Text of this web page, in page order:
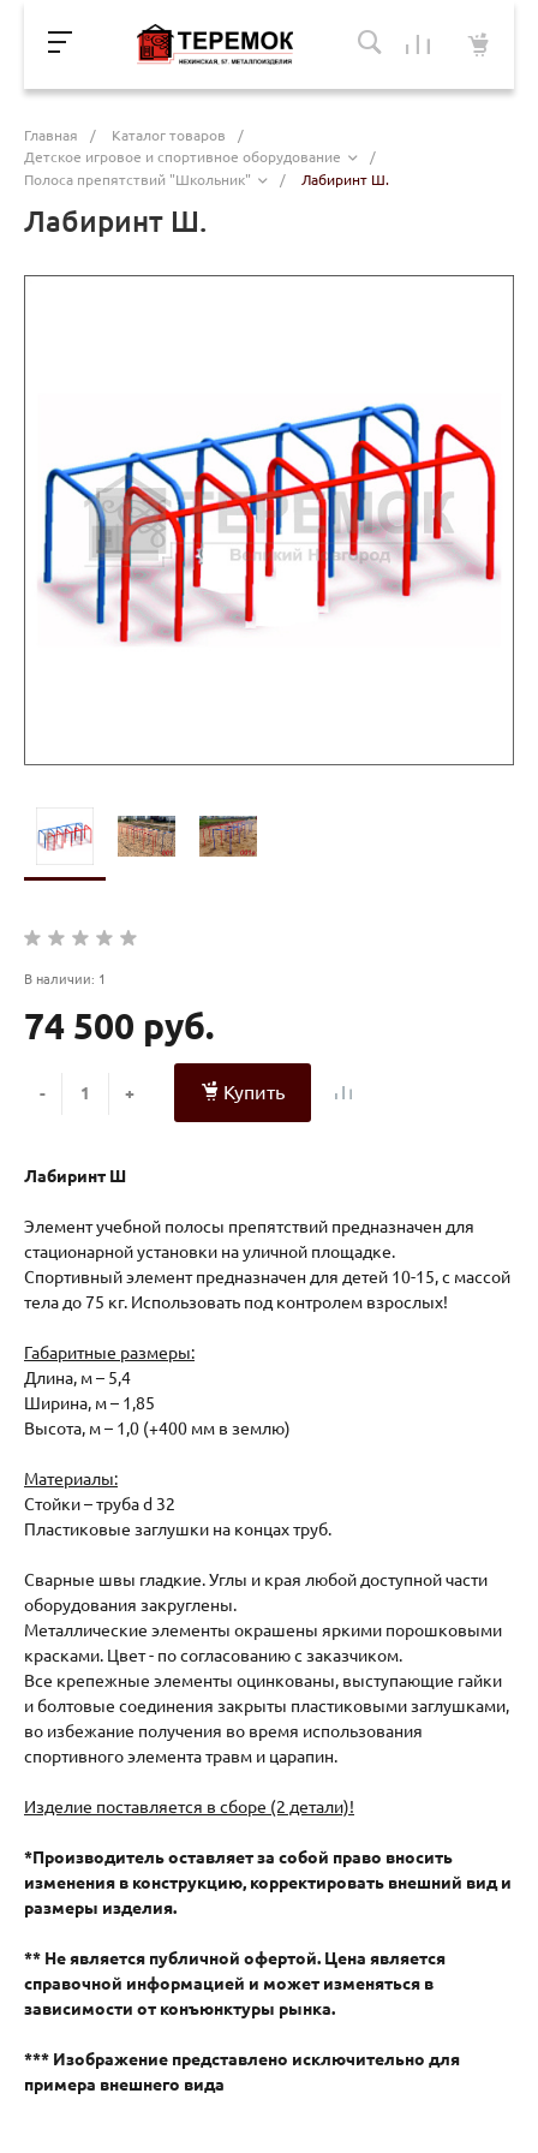
Главная / Каталог товаров
/
Детское игровое и спортивное оборудование
/
Полоса препятствий "Школьник"
/ Лабиринт Ш.
Лабиринт Ш.
В наличии: 1
74 500 руб.
- + Купить
Лабиринт Ш
Элемент учебной полосы препятствий предназначен для
стационарной установки на уличной площадке.
Спортивный элемент предназначен для детей 10-15, с массой
тела до 75 кг. Использовать под контролем взрослых!
Габаритные размеры:
Длина, м – 5,4
Ширина, м – 1,85
Высота, м – 1,0 (+400 мм в землю)
Материалы:
Стойки – труба d 32
Пластиковые заглушки на концах труб.
Сварные швы гладкие. Углы и края любой доступной части
оборудования закруглены.
Металлические элементы окрашены яркими порошковыми
красками. Цвет - по согласованию с заказчиком.
Все крепежные элементы оцинкованы, выступающие гайки
и болтовые соединения закрыты пластиковыми заглушками,
во избежание получения во время использования
спортивного элемента травм и царапин.
Изделие поставляется в сборе (2 детали)!
*Производитель оставляет за собой право вносить
изменения в конструкцию, корректировать внешний вид и
размеры изделия.
** Не является публичной офертой. Цена является
справочной информацией и может изменяться в
зависимости от конъюнктуры рынка.
*** Изображение представлено исключительно для
примера внешнего вида